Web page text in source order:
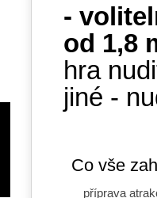
-
od 1,8
hra
jiné -
Co vše
příprava